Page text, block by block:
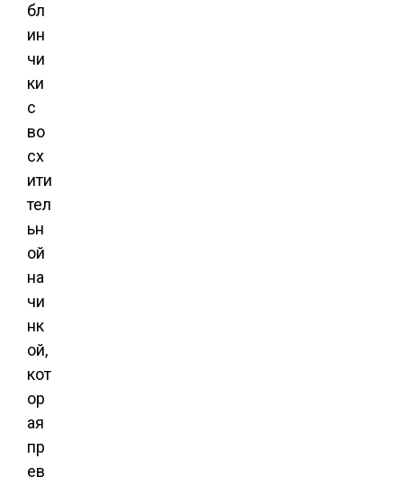
бл
ин
чи
ки
с
во
сх
ити
тел
ьн
ой
на
чи
нк
ой,
кот
ор
ая
пр
ев